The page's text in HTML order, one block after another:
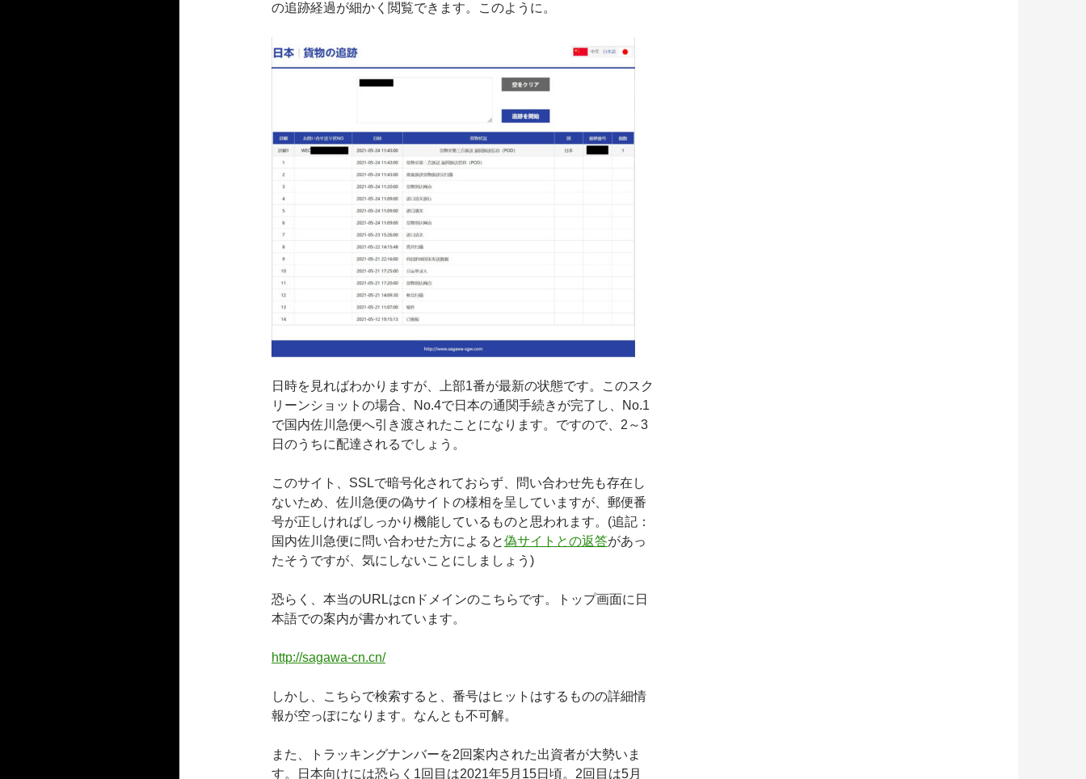
の追跡経過が細かく閲覧できます。このように。
日時を見ればわかりますが、上部1番が最新の状態です。このスク
リーンショットの場合、No.4で日本の通関手続きが完了し、No.1
で国内佐川急便へ引き渡されたことになります。ですので、2～3
日のうちに配達されるでしょう。
このサイト、SSLで暗号化されておらず、問い合わせ先も存在し
ないため、佐川急便の偽サイトの様相を呈していますが、郵便番
号が正しければしっかり機能しているものと思われます。(追記：
国内佐川急便に問い合わせた方によると偽サイトとの返答があっ
たそうですが、気にしないことにしましょう)
恐らく、本当のURLはcnドメインのこちらです。トップ画面に日
本語での案内が書かれています。
http://sagawa-cn.cn/
しかし、こちらで検索すると、番号はヒットはするものの詳細情
報が空っぽになります。なんとも不可解。
また、トラッキングナンバーを2回案内された出資者が大勢いま
す。日本向けには恐らく1回目は2021年5月15日頃。2回目は5月